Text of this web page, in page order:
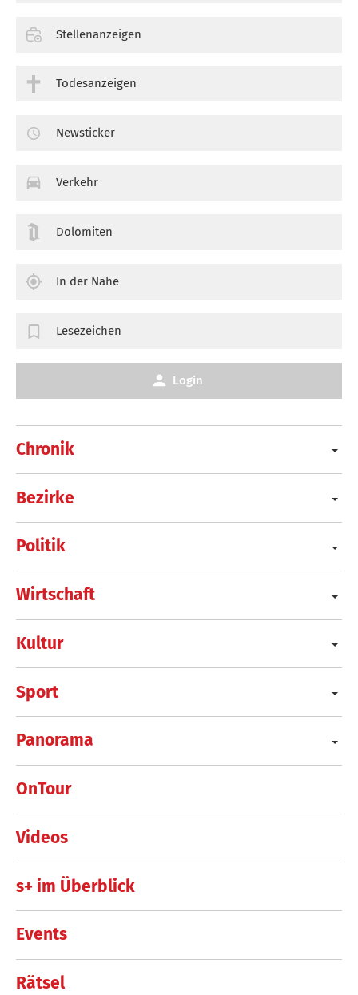
Chronik
Bezirke
Politik
Wirtschaft
Kultur
Sport
Panorama
OnTour
Videos
s+ im Überblick
Events
Rätsel
Stellenanzeigen
Todesanzeigen
Newsticker
Verkehr
Dolomiten
In der Nähe
Lesezeichen
Login